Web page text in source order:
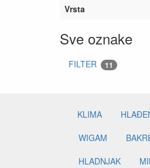
Vrsta
Sve oznake
FILTER 11
KLIMA
WIGAM
HLADNJAK